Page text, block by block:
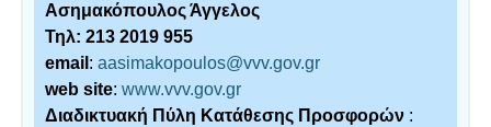
Ασημακόπουλος Άγγελος
Τηλ: 213 2019 955
email :aasimakopoulos@vvv.gov.gr
web site:www.vvv.gov.gr
Διαδικτυακή Πύλη Κατάθεσης Προσφορών :